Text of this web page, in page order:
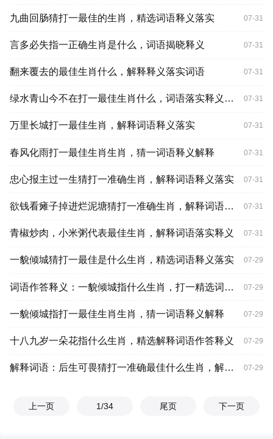
九曲回肠猜打一最佳的生肖，精选词语释义落实 07-31
言多必失指一正确生肖是什么，词语揭晓释义 07-31
翻来覆去的最佳生肖什么，解释释义落实词语 07-31
绿水青山今不在打一最佳生肖什么，词语落实释义解释 07-31
万里长城打一最佳生肖，解释词语释义落实 07-31
春风化雨打一最佳生肖生肖，猜一词语释义解释 07-31
忠心报主过一生猜打一准确生肖，解释词语释义落实 07-31
欲钱看瘫子掉进烂泥塘猜打一准确生肖，解释词语释义落实 07-31
青椒炒肉，小米粥代表最佳生肖，解释词语落实释义 07-31
一貌倾城猜打一最佳是什么生肖，精选词语释义落实 07-29
词语作答释义：一貌倾城指什么生肖，打一精选词语释义落实 07-29
一貌倾城指打一最佳生肖生肖，猜一词语释义解释 07-29
十八九岁一朵花指什么生肖，精选解释词语作答释义 07-29
解释词语：后生可畏猜打一准确最佳什么生肖，解释词语释义落实 07-29
上一页 1/34 尾页 下一页